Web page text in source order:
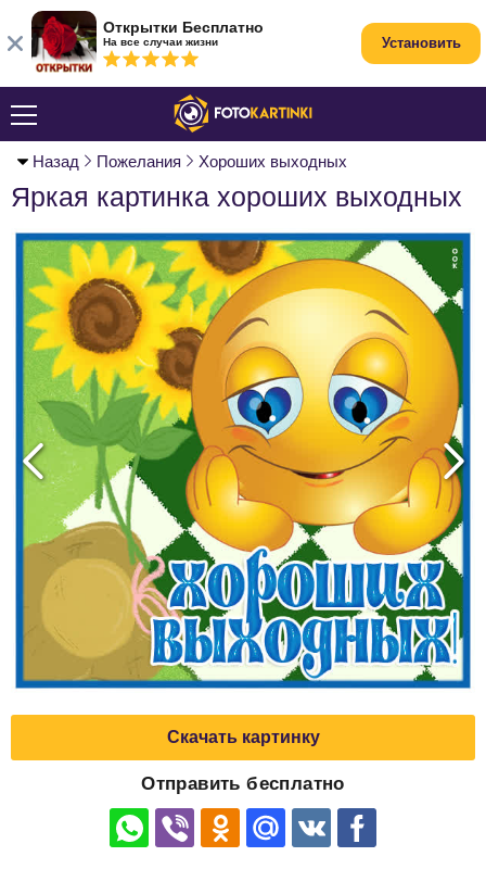
Назад Пожелания Хороших выходных
Яркая картинка хороших выходных
Скачать картинку
Отправить бесплатно
Открытки Бесплатно
На все случаи жизни Установить